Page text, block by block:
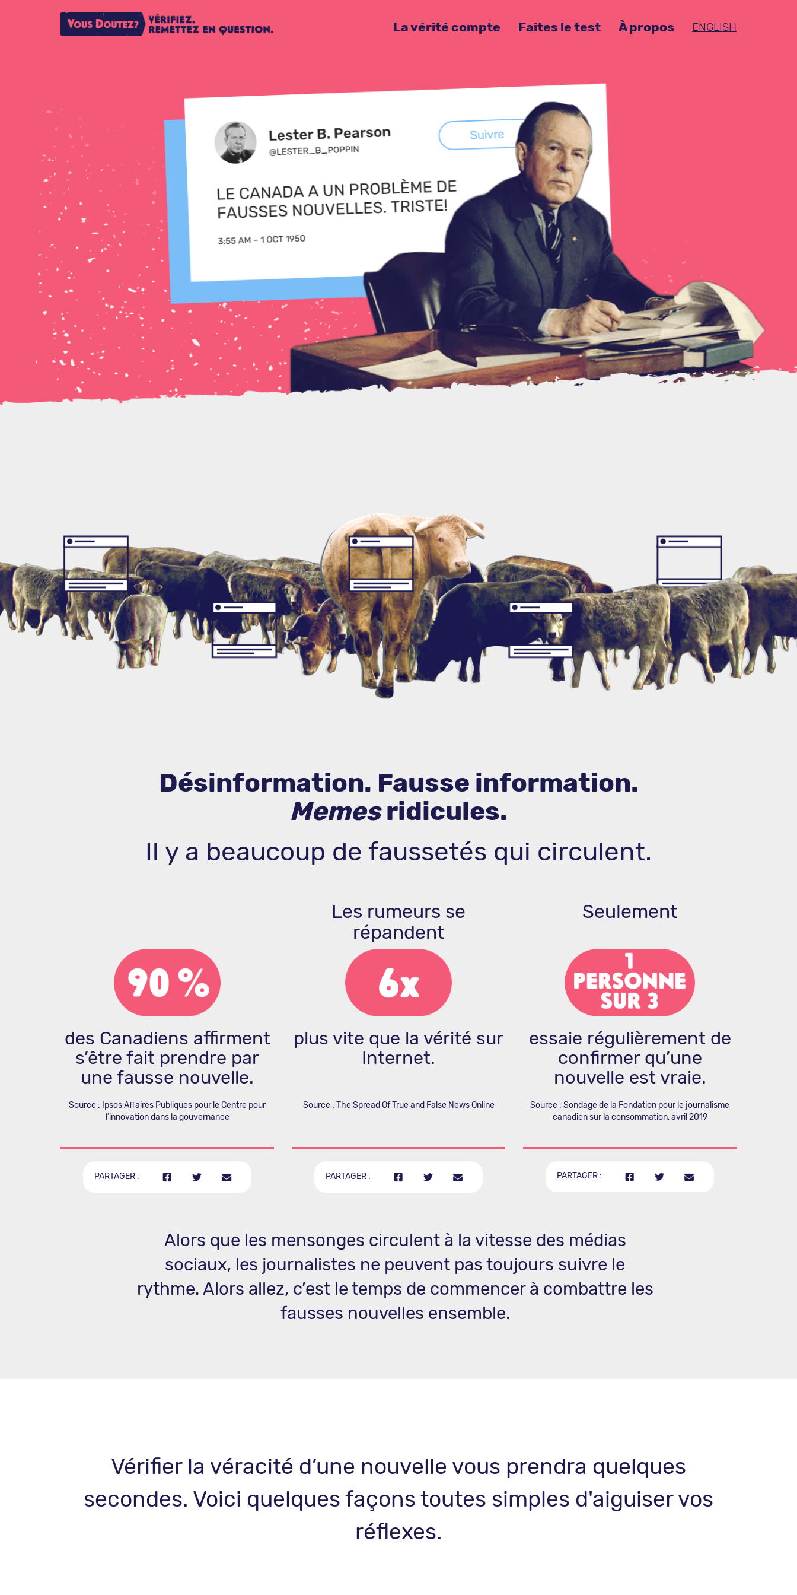
La vérité compte Faites le test À propos ENGLISH
Désinformation. Fausse information.
Memesridicules.
Il y a beaucoup de faussetés qui circulent.
des Canadiens affirment
s’être fait prendre par
une fausse nouvelle.
Source : Ipsos Affaires Publiques pour le Centre pour
l’innovation dans la gouvernance
PARTAGER :
Les rumeurs se
répandent
plus vite que la vérité sur
Internet.
Source : The Spread Of True and False News Online
PARTAGER :
Seulement
essaie régulièrement de
confirmer qu’une
nouvelle est vraie.
Source : Sondage de la Fondation pour le journalisme
canadien sur la consommation, avril 2019
PARTAGER :
Alors que les mensonges circulent à la vitesse des médias
sociaux, les journalistes ne peuvent pas toujours suivre le
rythme. Alors allez, c’est le temps de commencer à combattre les
fausses nouvelles ensemble.
Vérifier la véracité d’une nouvelle vous prendra quelques
secondes. Voici quelques façons toutes simples d'aiguiser vos
réflexes.